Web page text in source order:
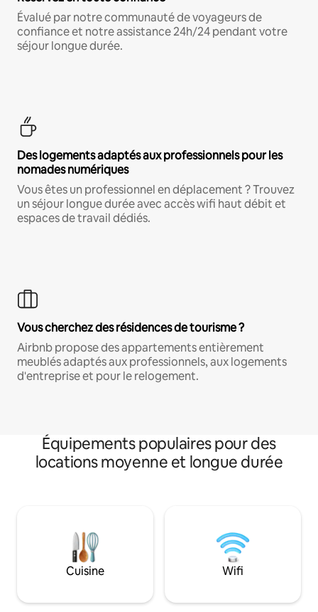
Évalué par notre communauté de voyageurs de
confiance et notre assistance 24h/24 pendant votre
séjour longue durée.
Des logements adaptés aux professionnels pour les
nomades numériques
Vous êtes un professionnel en déplacement ? Trouvez
un séjour longue durée avec accès wifi haut débit et
espaces de travail dédiés.
Vous cherchez des résidences de tourisme ?
Airbnb propose des appartements entièrement
meublés adaptés aux professionnels, aux logements
d'entreprise et pour le relogement.
Équipements populaires pour des
locations moyenne et longue durée
Cuisine Wifi